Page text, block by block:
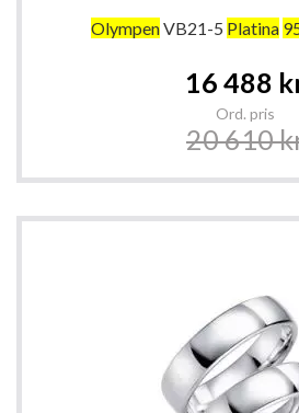
OlympenVB21-5 Platina
16 488
Ord. pris
20 610